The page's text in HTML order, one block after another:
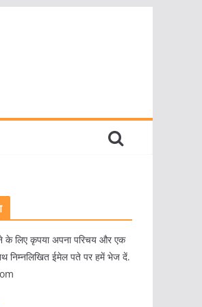
के लिए कृपया अपना परिचय और एक
निम्नलिखित ईमेल पते पर हमें भेज दें.